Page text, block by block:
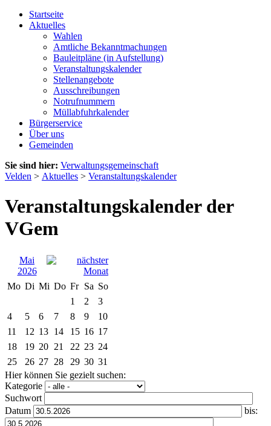
Startseite
Aktuelles
Wahlen
Amtliche Bekanntmachungen
Bauleitpläne (in Aufstellung)
Veranstaltungskalender
Stellenangebote
Ausschreibungen
Notrufnummern
Müllabfuhrkalender
Bürgerservice
Über uns
Gemeinden
Sie sind hier: Verwaltungsgemeinschaft
Velden > Aktuelles > Veranstaltungskalender
Veranstaltungskalender der
VGem
Mai
2026
Mo Di Mi Do Fr Sa So
1
2
3
4
5 6 7 8 9
10
11
12 13 14 15 16 17
18
19 20 21 22 23 24
25
26 27 28 29 30 31
Hier können Sie gezielt suchen:
Kategorie
Suchwort
Datum
bis: